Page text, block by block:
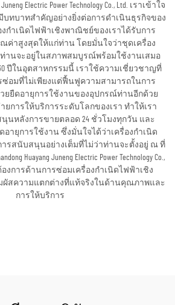
Electric Power Technology Co., Ltd. เราเข้าใจ
บทบาทสำคัญอย่างยิ่งต่อการดำเนินธุรกิจของ
กำเนิดไฟฟ้าเชิงพาณิชย์ของเราได้รับการ
ค่าสูงสุดให้แก่ท่าน โดยมั่นใจว่าชุดเครื่อง
านจะอยู่ในสภาพสมบูรณ์พร้อมใช้งานเสมอ
ปีในอุตสาหกรรมนี้ เราใช้ความเชี่ยวชาญที่
ซ่อมที่ไม่เพียงแต่ฟื้นฟูความสามารถในการ
ยยืดอายุการใช้งานของอุปกรณ์ท่านอีกด้วย
ยการให้บริการระดับโลกของเรา ทำให้เรา
นหลังการขายตลอด 24 ชั่วโมงทุกวัน และ
ายุการใช้งาน ซึ่งมั่นใจได้ว่าเครื่องกำเนิด
รสนับสนุนอย่างเต็มที่ไม่ว่าท่านจะตั้งอยู่ ณ ที่
Huayang Juneng Electric Power Technology Co.,
องการด้านการซ่อมเครื่องกำเนิดไฟฟ้าเชิง
สความแตกต่างที่แท้จริงในด้านคุณภาพและ
การให้บริการ